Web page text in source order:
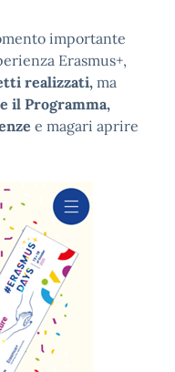
importante
Erasmus+,
realizzati, ma
il Programma,
e magari aprire